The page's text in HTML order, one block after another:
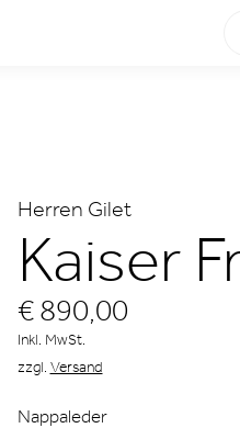
Herren Gilet
Kaiser
€ 890,00
Inkl. MwSt.
zzgl. Versand
Nappaleder